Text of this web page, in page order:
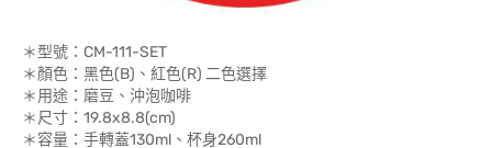
＊型號：CM-111-SET
＊顏色：黑色(B)、紅色(R) 二色選擇
＊用途：磨豆、沖泡咖啡
＊尺寸：19.8x8.8(cm)
＊容量：手轉蓋130ml、杯身260ml